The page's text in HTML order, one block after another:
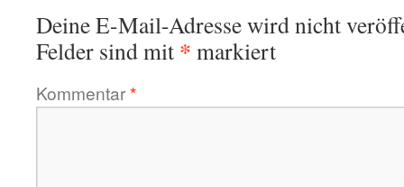
Deine E-Mail-Adresse wird nicht
Felder sind mit * markiert
Kommentar*